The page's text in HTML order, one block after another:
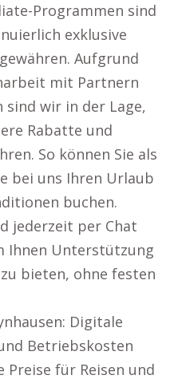
Programmen sind
exklusive
Aufgrund
mit Partnern
wir in der Lage,
Rabatte und
So können Sie als
bei uns Ihren Urlaub
buchen.
jederzeit per Chat
Ihnen Unterstützung
bieten, ohne festen
Digitale
Betriebskosten
für Reisen und